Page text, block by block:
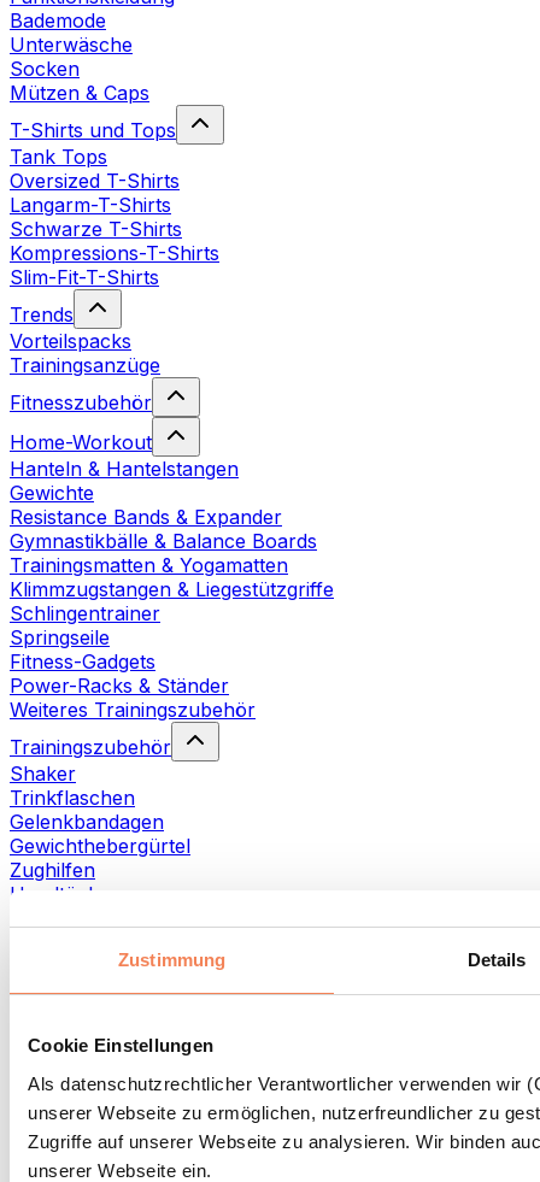
Zustimmung Details
Cookie Einstellungen
Als datenschutzrechtlicher Verantwortlicher verwenden wir
unserer Webseite zu ermöglichen, nutzerfreundlicher zu
Zugriffe auf unserer Webseite zu analysieren. Wir binden
unserer Webseite ein.
Bademode
Unterwäsche
Socken
Mützen & Caps
T-Shirts und Tops
Tank Tops
Oversized T-Shirts
Langarm-T-Shirts
Schwarze T-Shirts
Kompressions-T-Shirts
Slim-Fit-T-Shirts
Trends
Vorteilspacks
Trainingsanzüge
Fitnesszubehör
Home-Workout
Hanteln & Hantelstangen
Gewichte
Resistance Bands & Expander
Gymnastikbälle & Balance Boards
Trainingsmatten & Yogamatten
Klimmzugstangen & Liegestützgriffe
Schlingentrainer
Springseile
Fitness-Gadgets
Power-Racks & Ständer
Weiteres Trainingszubehör
Trainingszubehör
Shaker
Trinkflaschen
Gelenkbandagen
Gewichthebergürtel
Zughilfen
Handtücher
Faszien- und Massagerollen
Weitere Rehabilitationshilfen
Taschen & Rucksäcke
Essenstaschen und Meal-Prep-Zubehör
Sporttaschen